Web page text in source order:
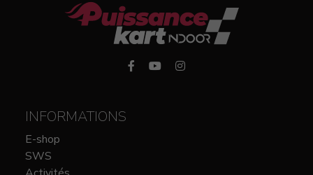
INFORMATIONS
E-shop
SWS